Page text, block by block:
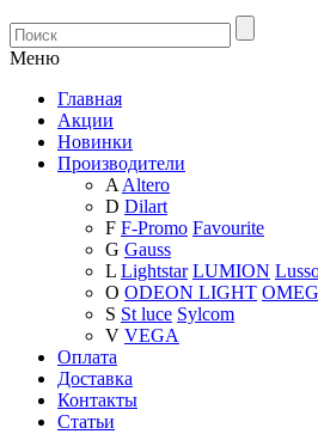
Меню
Главная
Акции
Новинки
Производители
AAltero
D Dilart
F F-Promo Favourite
G Gauss
L Lightstar LUMION
O ODEON LIGHT
S St luce Sylcom
V VEGA
Оплата
Доставка
Контакты
Статьи